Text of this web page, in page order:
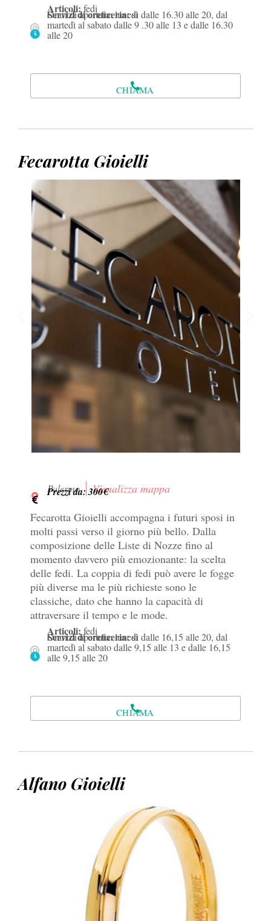
Articoli:fedi
Servizi di oreficeria:si
Orari di apertura: lunedì dalle 16.30 alle 20, dal
martedì al sabato dalle 9 .30 alle 13 e dalle 16.30
alle 20
CHIAMA
Fecarotta Gioielli
Palermo Visualizza mappa
Prezzi da: 300€
Fecarotta Gioielli accompagna i futuri sposi in
molti passi verso il giorno più bello. Dalla
composizione delle Liste di Nozze fino al
momento davvero più emozionante: la scelta
delle fedi. La coppia di fedi può avere le fogge
più diverse ma le più richieste sono le
classiche, dato che hanno la capacità di
attraversare il tempo e le mode.
Articoli:fedi
Servizi di oreficeria:si
Orari di apertura: lunedì dalle 16,15 alle 20, dal
martedì al sabato dalle 9,15 alle 13 e dalle 16,15
alle 9,15 alle 20
CHIAMA
Alfano Gioielli